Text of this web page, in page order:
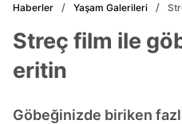
Haberler Yaşam Galerileri
Streç film ile
eritin
Göbeğinizde biriken